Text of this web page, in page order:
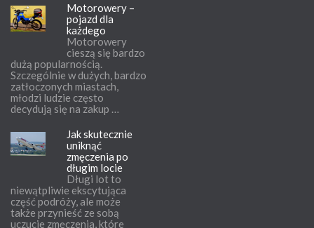
Motorowery –
pojazd dla
każdego
Motorowery
cieszą się bardzo
dużą popularnością.
Szczególnie w dużych, bardzo
zatłoczonych miastach,
młodzi ludzie często
decydują się na zakup …
Jak skutecznie
uniknąć
zmęczenia po
długim locie
Długi lot to
niewątpliwie ekscytująca
część podróży, ale może
także przynieść ze sobą
uczucie zmęczenia, które